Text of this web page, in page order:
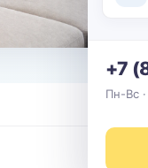
+7
Пн-Вс